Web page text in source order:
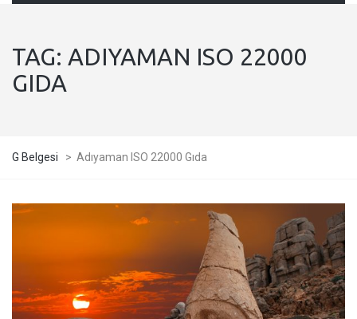
TAG: ADIYAMAN ISO 22000
GIDA
G Belgesi > Adıyaman ISO 22000 Gıda